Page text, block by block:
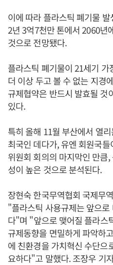
이에 따라 플라스틱 폐기물
2년 3억7천만 톤에서 2060년
것으로 전망됐다.
플라스틱 폐기물이 21세기
더 이상 두고 볼 수 없는 지경
규제협약은 반드시 발효될 것
있다.
특히 올해 11월 부산에서 열
최국인 데다가, 유엔 회원국
위원회 회의의 마지막인 만큼
성이 높은 것으로 분석된다.
장현숙 한국무역협회 국제무
"플라스틱 사용규제는 앞으
다"며 "앞으로 맺어질 플라스
규제동향을 면밀하게 파악하
에 친환경을 가치혁신 수단으
요하다"고 말했다. 조장우 기